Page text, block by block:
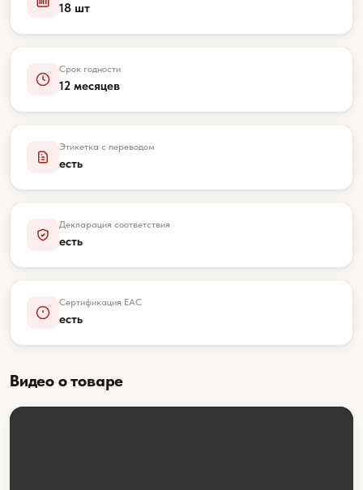
18 шт
Срок годности
12 месяцев
Этикетка с переводом
есть
Декларация соответствия
есть
Сертификация EAC
есть
Видео о товаре